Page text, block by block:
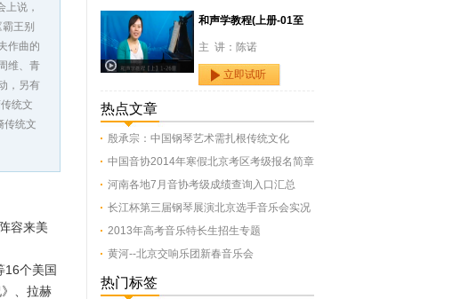
说，
王别
作曲的
维、青
，另有
统文
传统文
容来美
个美国
、拉赫
和声学教程(上册-01至
主 讲：陈诺
立即试听
热点文章
殷承宗：中国钢琴艺术需扎根传统文化
中国音协2014年寒假北京考区考级报名简章
河南各地7月音协考级成绩查询入口汇总
长江杯第三届钢琴展演北京选手音乐会实况
2013年高考音乐特长生招生专题
黄河--北京交响乐团新春音乐会
热门标签